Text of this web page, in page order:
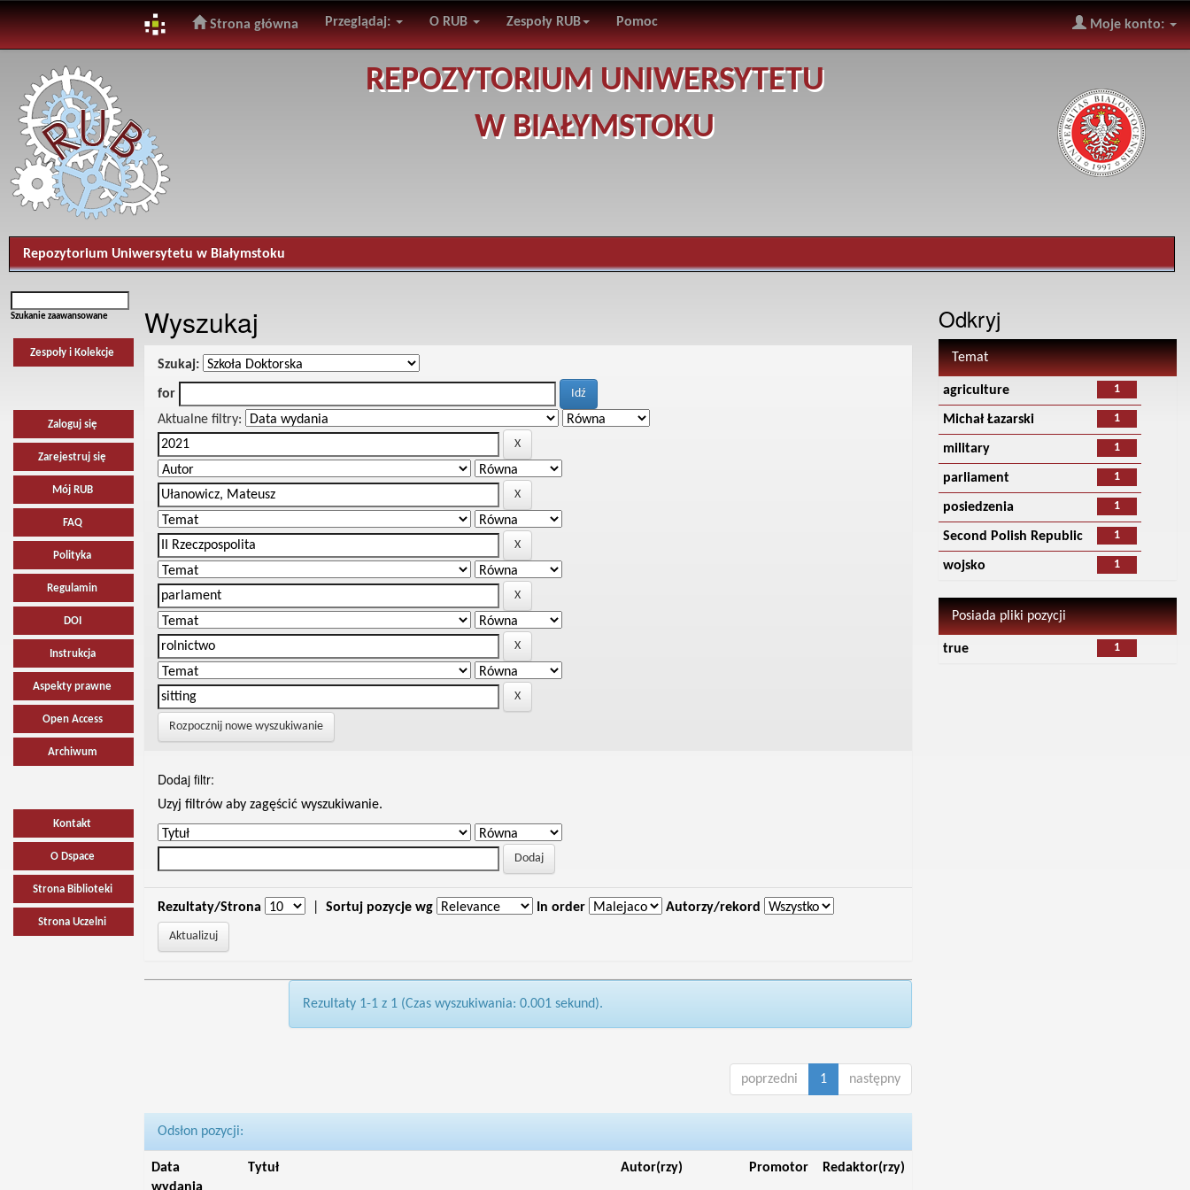
navigation
Strona główna Przeglądaj: O RUB Zespoły RUB Pomoc Moje konto:
REPOZYTORIUM UNIWERSYTETU
W BIAŁYMSTOKU
Repozytorium Uniwersytetu w Białymstoku
Szukanie zaawansowane
Zespoły i Kolekcje
Zaloguj się
Zarejestruj się
Mój RUB
FAQ
Polityka
Regulamin
DOI
Instrukcja
Aspekty prawne
Open Access
Archiwum
Kontakt
O Dspace
Strona Biblioteki
Strona Uczelni
Wyszukaj
Szukaj:
for
Aktualne filtry:
Rozpocznij nowe wyszukiwanie
Dodaj filtr:
Uzyj filtrów aby zagęścić wyszukiwanie.
Rezultaty/Strona Sortuj pozycje wg In order Autorzy/rekord
Rezultaty 1-1 z 1 (Czas wyszukiwania: 0.001 sekund).
poprzedni 1 następny
Odsłon pozycji:
Data
Tytuł Autor(rzy) Promotor Redaktor(rzy)
Odkryj
Temat
1
agriculture
1
Michał Łazarski
1
military
1
parliament
1
posiedzenia
1
Second Polish Republic
1
wojsko
Posiada pliki pozycji
1
true